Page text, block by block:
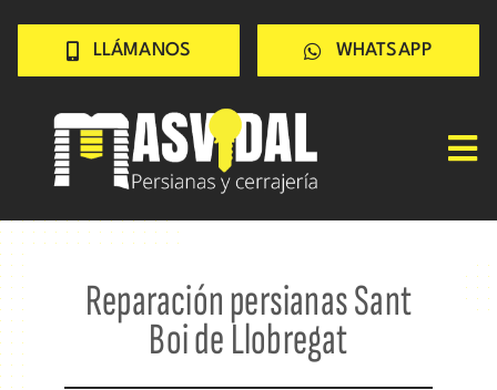
Saltar
contenido
LLÁMANOS WHATSAPP
Inicio
CERRAJERÍAReparación persianas Sant
Boi de Llobregat